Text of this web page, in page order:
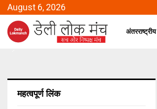
August 6, 2026
अंतरराष्ट्रीय
महत्वपूर्ण लिंक